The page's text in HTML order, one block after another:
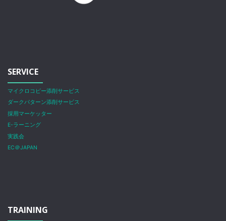
SERVICE
マイクロコピー添削サービス
ダークパターン添削サービス
採用マーケッター
E-ラーニング
実践会
EC＠JAPAN
TRAINING